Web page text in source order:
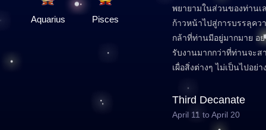
Aquarius Pisces
พยายามในส่วนของท่าน
ก้าวหน้าไปสู่การบรรลุค
กล้าที่ท่านมีอยู่มากมาย อ
รับงานมากกว่าที่ท่านจะส
เผื่อสิ่งต่างๆ ไม่เป็นไปอย่
Third Decanate
April 11 to April 20